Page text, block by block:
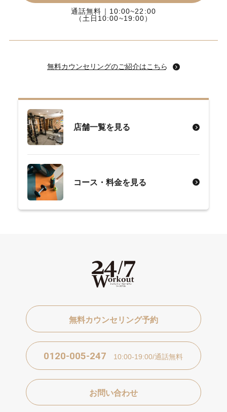
通話無料｜10:00~22:00
（土日10:00~19:00）
無料カウンセリングのご紹介はこちら
店舗一覧を見る
コース・料金を見る
無料カウンセリング予約
0120-005-247 10:00-19:00/通話無料
お問い合わせ